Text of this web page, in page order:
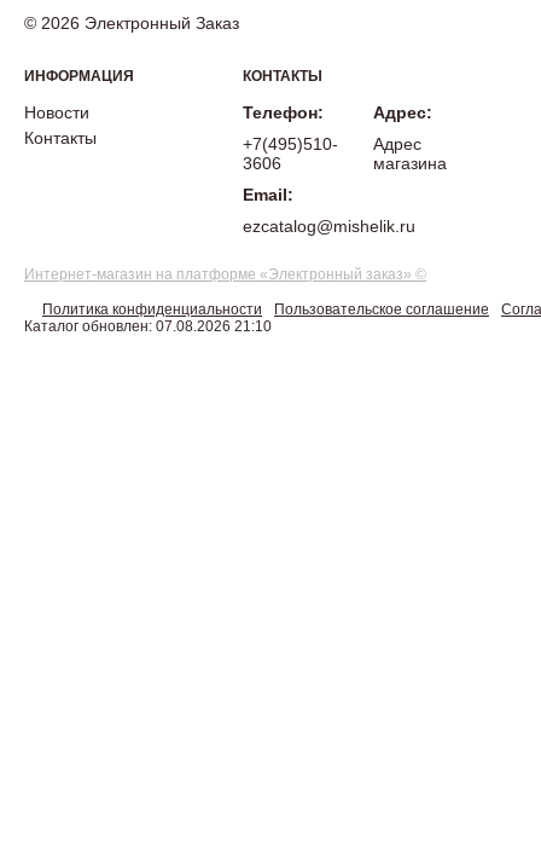
© 2026 Электронный Заказ
ИНФОРМАЦИЯ
Новости
Контакты
КОНТАКТЫ
Телефон:
+7(495)510-
3606
Email:
ezcatalog@mishelik.ru
Адрес:
Адрес
магазина
Интернет-магазин на платформе «Электронный заказ» ©
Политика конфиденциальности Пользовательское соглашение
Каталог обновлен: 07.08.2026 21:10